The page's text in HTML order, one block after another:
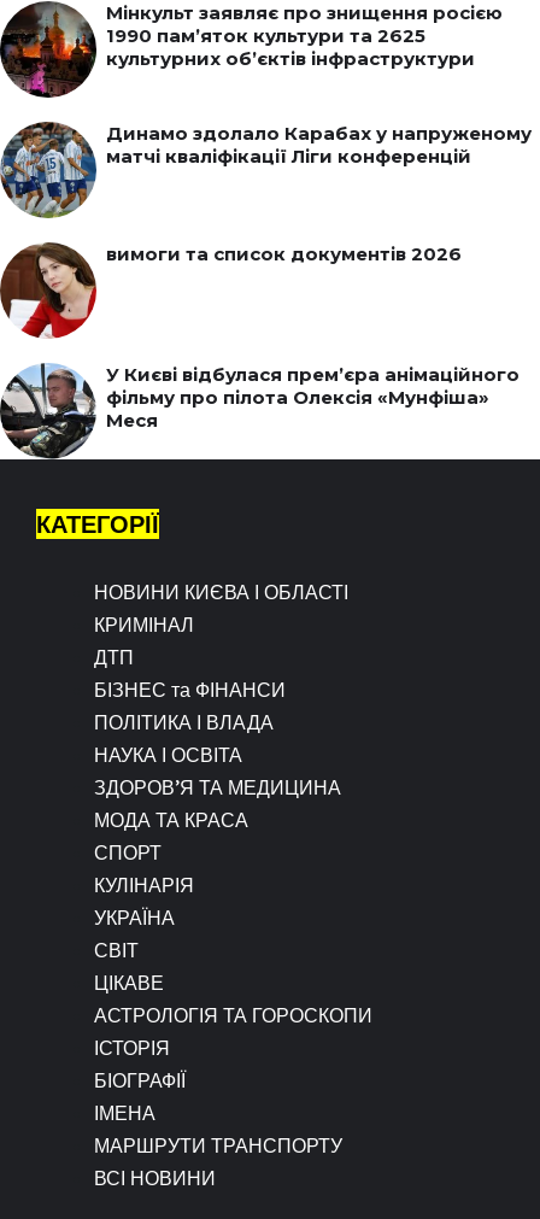
Мінкульт заявляє про знищення росією
1990 пам’яток культури та 2625
культурних об’єктів інфраструктури
Динамо здолало Карабах у напруженому
матчі кваліфікації Ліги конференцій
вимоги та список документів 2026
У Києві відбулася прем’єра анімаційного
фільму про пілота Олексія «Мунфіша»
Меся
КАТЕГОРІЇ
НОВИНИ КИЄВА І ОБЛАСТІ
КРИМІНАЛ
ДТП
БІЗНЕС та ФІНАНСИ
ПОЛІТИКА І ВЛАДА
НАУКА І ОСВІТА
ЗДОРОВ’Я ТА МЕДИЦИНА
МОДА ТА КРАСА
СПОРТ
КУЛІНАРІЯ
УКРАЇНА
СВІТ
ЦІКАВЕ
АСТРОЛОГІЯ ТА ГОРОСКОПИ
ІСТОРІЯ
БІОГРАФІЇ
ІМЕНА
МАРШРУТИ ТРАНСПОРТУ
ВСІ НОВИНИ